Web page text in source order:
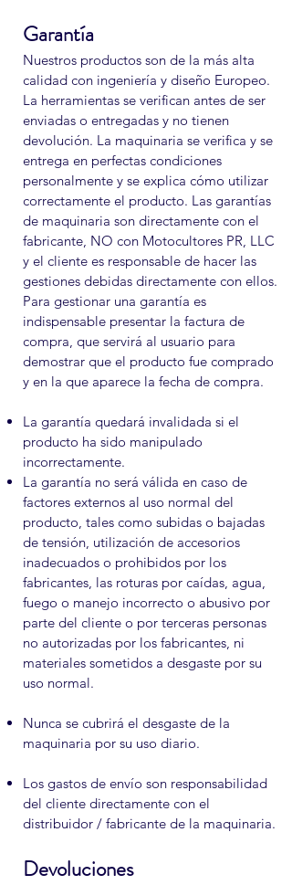
Garantía
Nuestros productos son de la más alta
calidad con ingeniería y diseño Europeo.
La herramientas se verifican antes de ser
enviadas o entregadas y no tienen
devolución. La maquinaria se verifica y se
entrega en perfectas condiciones
personalmente y se explica cómo utilizar
correctamente el producto. Las garantías
de maquinaria son directamente con el
fabricante, NO con Motocultores PR, LLC
y el cliente es responsable de hacer las
gestiones debidas directamente con ellos.
Para gestionar una garantía es
indispensable presentar la factura de
compra, que servirá al usuario para
demostrar que el producto fue comprado
y en la que aparece la fecha de compra.
La garantía quedará invalidada si el
producto ha sido manipulado
incorrectamente.
La garantía no será válida en caso de
factores externos al uso normal del
producto, tales como subidas o bajadas
de tensión, utilización de accesorios
inadecuados o prohibidos por los
fabricantes, las roturas por caídas, agua,
fuego o manejo incorrecto o abusivo por
parte del cliente o por terceras personas
no autorizadas por los fabricantes, ni
materiales sometidos a desgaste por su
uso normal.
Nunca se cubrirá el desgaste de la
maquinaria por su uso diario.
Los gastos de envío son responsabilidad
del cliente directamente con el
distribuidor / fabricante de la maquinaria.
Devoluciones